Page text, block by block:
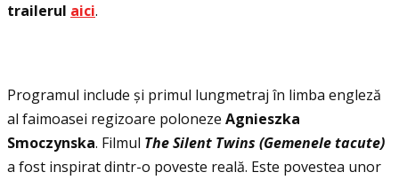
trailerul aici.
Programul include și primul lungmetraj în limba engleză
al faimoasei regizoare poloneze Agnieszka
Smoczynska. Filmul The Silent Twins (Gemenele tacute)
a fost inspirat dintr-o poveste reală. Este povestea unor